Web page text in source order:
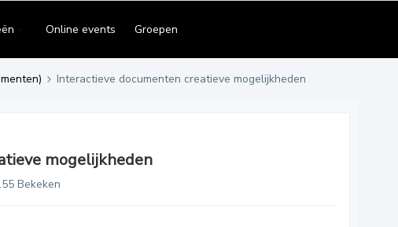
Online events Groepen
Interactieve documenten creatieve mogelijkheden
mogelijkheden
Bekeken